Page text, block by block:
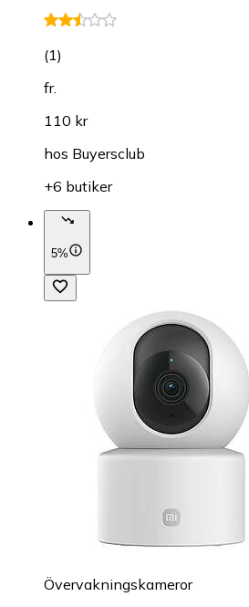
(1)
fr.
110 kr
hos Buyersclub
+6 butiker
5%
Övervakningskameror